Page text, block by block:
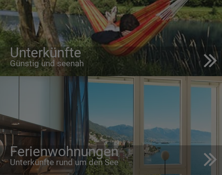
Unterkünfte
Günstig und seenah
Ferienwohnungen
Unterkünfte rund um den See